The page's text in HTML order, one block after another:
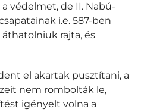
védelmet, de II. Nabú-
i.e. 587-ben
rajta, és
el akartak pusztítani, a
nem rombolták le,
igényelt volna a